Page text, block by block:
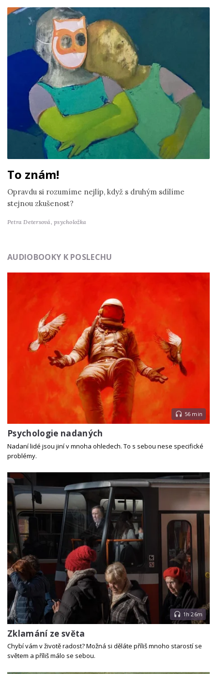
To znám!
Opravdu si rozumíme nejlíp, když s druhým sdílíme
stejnou zkušenost?
Petra Detersová,psycholožka
AUDIOBOOKY K POSLECHU
56 min
Psychologie nadaných
Nadaní lidé jsou jiní v mnoha ohledech. To s sebou nese specifické
problémy.
1h 26m
Zklamání ze světa
Chybí vám v životě radost? Možná si děláte příliš mnoho starostí se
světem a příliš málo se sebou.